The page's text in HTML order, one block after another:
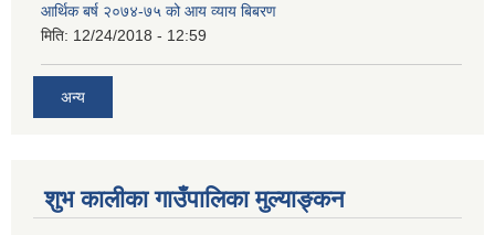
आर्थिक बर्ष २०७४-७५ को आय व्याय बिबरण
मिति: 12/24/2018 - 12:59
अन्य
शुभ कालीका गाउँपालिका मुल्याङ्कन